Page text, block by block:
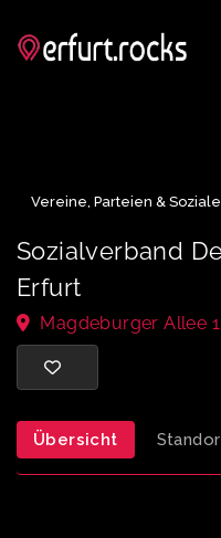
Sozialverband
Erfurt
Magdeburger
Übersicht